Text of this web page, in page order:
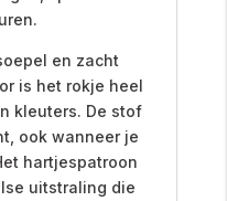
en zacht
is het rokje heel
kleuters. De stof
ook wanneer je
hartjespatroon
uitstraling die